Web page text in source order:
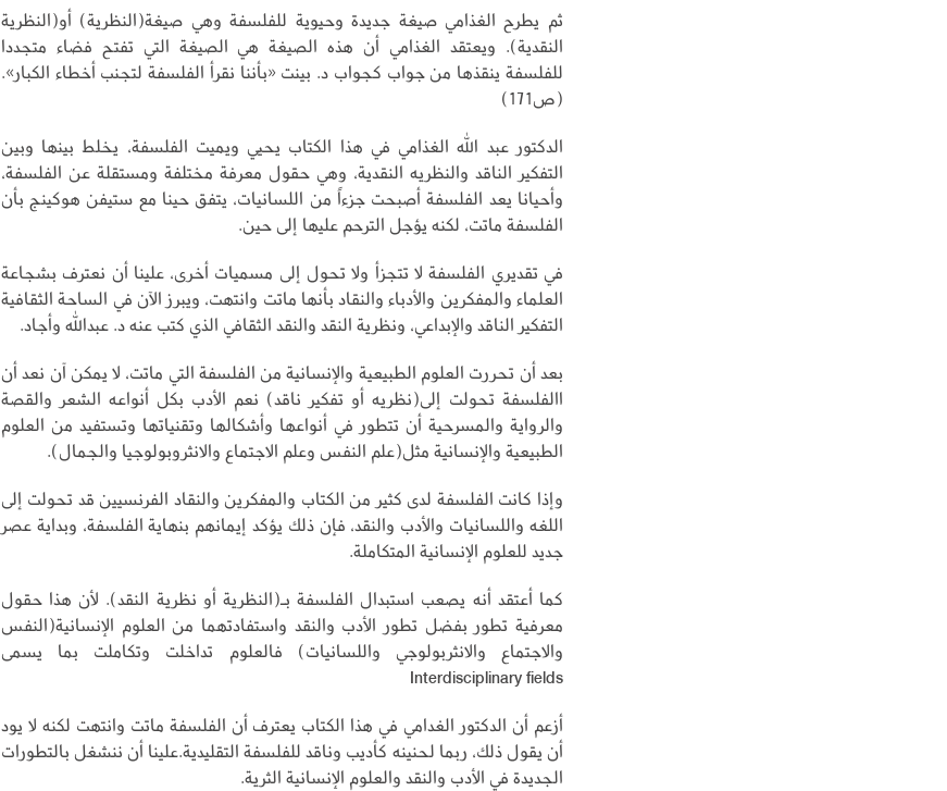
ثم يطرح الغذامي صيغة جديدة وحيوية للفلسفة وهي صيغة(النظرية) أو(النظرية
النقدية). ويعتقد الغذامي أن هذه الصيغة هي الصيغة التي تفتح فضاء متجددا
للفلسفة ينقذها من جواب كجواب د. بينت «بأننا نقرأ الفلسفة لتجنب أخطاء الكبار».
(ص171)
الدكتور عبد الله الغذامي في هذا الكتاب يحيي ويميت الفلسفة، يخلط بينها وبين
التفكير الناقد والنظريه النقدية، وهي حقول معرفة مختلفة ومستقلة عن الفلسفة،
وأحيانا يعد الفلسفة أصبحت جزءاً من اللسانيات، يتفق حينا مع ستيفن هوكينج بأن
الفلسفة ماتت، لكنه يؤجل الترحم عليها إلى حين.
في تقديري الفلسفة لا تتجزأ ولا تحول إلى مسميات أخرى، علينا أن نعترف بشجاعة
العلماء والمفكرين والأدباء والنقاد بأنها ماتت وانتهت، ويبرز الآن في الساحة الثقافية
التفكير الناقد والإبداعي، ونظرية النقد والنقد الثقافي الذي كتب عنه د. عبدالله وأجاد.
بعد أن تحررت العلوم الطبيعية والإنسانية من الفلسفة التي ماتت، لا يمكن آن نعد أن
االفلسفة تحولت إلى(نظريه أو تفكير ناقد) نعم الأدب بكل أنواعه الشعر والقصة
والرواية والمسرحية أن تتطور في أنواعها وأشكالها وتقنياتها وتستفيد من العلوم
الطبيعية والإنسانية مثل(علم النفس وعلم الاجتماع والانثروبولوجيا والجمال).
وإذا كانت الفلسفة لدى كثير من الكتاب والمفكرين والنقاد الفرنسيين قد تحولت إلى
اللغه واللسانيات والأدب والنقد، فإن ذلك يؤكد إيمانهم بنهاية الفلسفة، وبداية عصر
جديد للعلوم الإنسانية المتكاملة.
كما أعتقد أنه يصعب استبدال الفلسفة بـ(النظرية أو نظرية النقد). لأن هذا حقول
معرفية تطور بفضل تطور الأدب والنقد واستفادتهما من العلوم الإنسانية(النفس
والاجتماع والانثربولوجي واللسانيات) فالعلوم تداخلت وتكاملت بما يسمى
Interdisciplinary fields
أزعم أن الدكتور الغدامي في هذا الكتاب يعترف أن الفلسفة ماتت وانتهت لكنه لا يود
أن يقول ذلك، ربما لحنينه كأديب وناقد للفلسفة التقليدية.علينا أن ننشغل بالتطورات
الجديدة في الأدب والنقد والعلوم الإنسانية الثرية.